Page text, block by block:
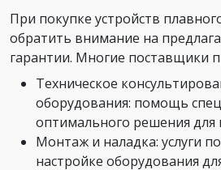
При покупке устройств
обратить внимание на
гарантии. Многие поставщики
Техническое
оборудования: помощь
оптимального решения для
Монтаж и наладка: услуги
настройке оборудования